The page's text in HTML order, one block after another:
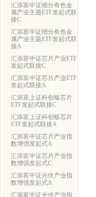
汇添富中证细分有色金
属产业主题ETF发起式联
接C
汇添富中证细分有色金
属产业主题ETF发起式联
接A
汇添富中证芯片产业ETF
发起式联接C
汇添富中证芯片产业ETF
发起式联接A
汇添富上证科创板芯片
ETF发起式联接C
汇添富上证科创板芯片
ETF发起式联接A
汇添富中证芯片产业指
数增强发起式A
汇添富中证芯片产业指
数增强发起式C
汇添富中证光伏产业指
数增强发起式A
汇添富中证光伏产业指